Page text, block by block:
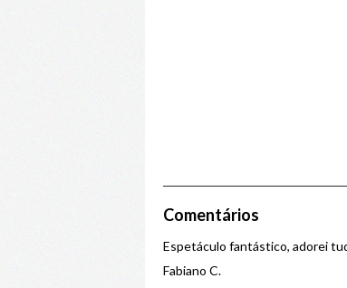
Comentários
Espetáculo fantástico, adorei
Fabiano C.